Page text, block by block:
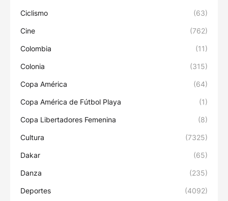
Ciclismo (63)
Cine (762)
Colombia (11)
Colonia (315)
Copa América (64)
Copa América de Fútbol Playa (1)
Copa Libertadores Femenina (8)
Cultura (7325)
Dakar (65)
Danza (235)
Deportes (4092)